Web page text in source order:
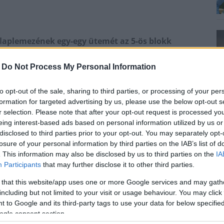
Do Not Process My Personal Information
opt-out of the sale, sharing to third parties, or processing of your
for targeted advertising by us, please use the below opt-out
selection. Please note that after your opt-out request is processed
interest-based ads based on personal information utilized by us
to third parties prior to your opt-out. You may separately
of your personal information by third parties on the IAB’s list of
This information may also be disclosed by us to third parties on the
Participants that may further disclose it to other third parties.
that this website/app uses one or more Google services and may
but not limited to your visit or usage behaviour. You may
to Google and its third-party tags to use your data for below
consent section.
egy-egy ütemét az 5-ös blokk
5-ös blokk munkagödrében halad az alaplemez
egyszerre készül el. A feladat hatékony és
szekciókra osztották fel a területet és
melyek végén speciális betonnal öntik ki